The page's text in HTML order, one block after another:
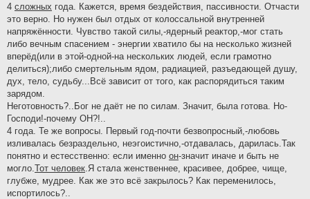
4 сложных года. Кажется, время бездействия, пассивности. Отчасти
это верно. Но нужен был отдых от колоссальной внутренней
напряжённости. Чувство такой силы,-ядерный реактор,-мог стать
либо вечным спасением - энергии хватило бы на несколько жизней
вперёд(или в этой-одной-на нескольких людей, если грамотно
делиться);либо смертельным ядом, радиацией, разъедающей душу,
дух, тело, судьбу...Всё зависит от того, как распорядиться таким
зарядом.
Неготовность?..Бог не даёт не по силам. Значит, была готова. Но-
Господи!-почему ОН?!..
4 года. Те же вопросы. Первый год-почти безвопросный,-любовь
изливалась безраздельно, неэгоистично,-отдавалась, дарилась.Так
понятно и естесственно: если именно он-значит иначе и быть не
могло. Тот человек .Я стала женственнее, красивее, добрее, чище,
глубже, мудрее. Как же это всё закрылось? Как переменилось,
испортилось?..